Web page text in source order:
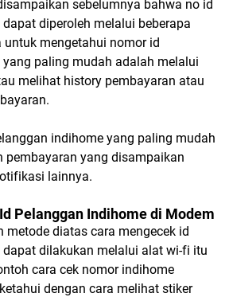
sebelumnya bahwa no id
diperoleh melalui beberapa
untuk mengetahui nomor id
paling mudah adalah melalui
melihat history pembayaran atau
indihome yang paling mudah
pembayaran yang disampaikan
lainnya.
Pelanggan Indihome di Modem
metode diatas cara mengecek id
dilakukan melalui alat wi-fi itu
cara cek nomor indihome
dengan cara melihat stiker